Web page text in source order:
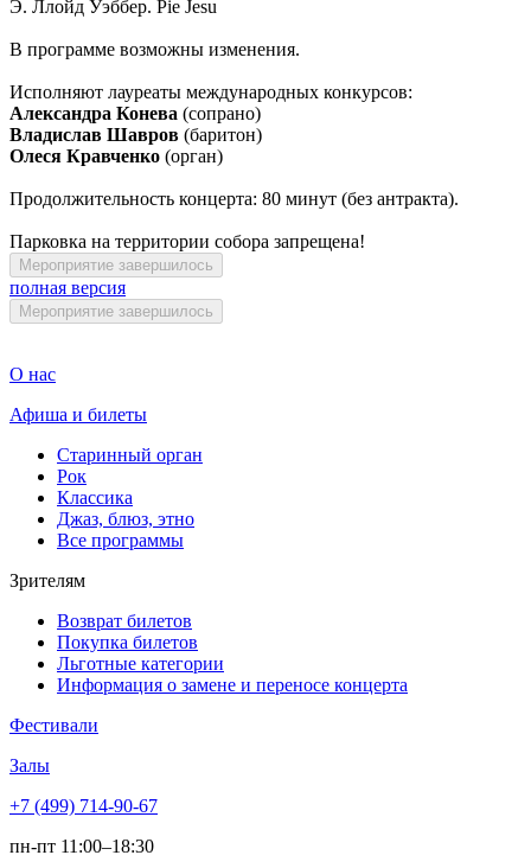
Э. Ллойд Уэббер. Pie Jesu
В программе возможны изменения.
Исполняют лауреаты международных конкурсов:
Александра Конева (сопрано)
Владислав Шавров (баритон)
Олеся Кравченко (орган)
Продолжительность концерта: 80 минут (без антракта).
Парковка на территории собора запрещена!
Мероприятие завершилось
полная версия
Мероприятие завершилось
О нас
Афиша и билеты
Старинный орган
Рок
Классика
Джаз, блюз, этно
Все программы
Зрителям
Возврат билетов
Покупка билетов
Льготные категории
Информация о замене и переносе концерта
Фестивали
Залы
+7 (499) 714-90-67
пн-пт 11:00–18:30